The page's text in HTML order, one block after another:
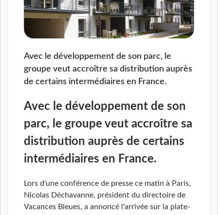
Avec le développement de son parc, le
groupe veut accroître sa distribution auprès
de certains intermédiaires en France.
Avec le développement de son
parc, le groupe veut accroître sa
distribution auprès de certains
intermédiaires en France.
Lors d'une conférence de presse ce matin à Paris,
Nicolas Déchavanne, président du directoire de
Vacances Bleues, a annoncé l'arrivée sur la plate-